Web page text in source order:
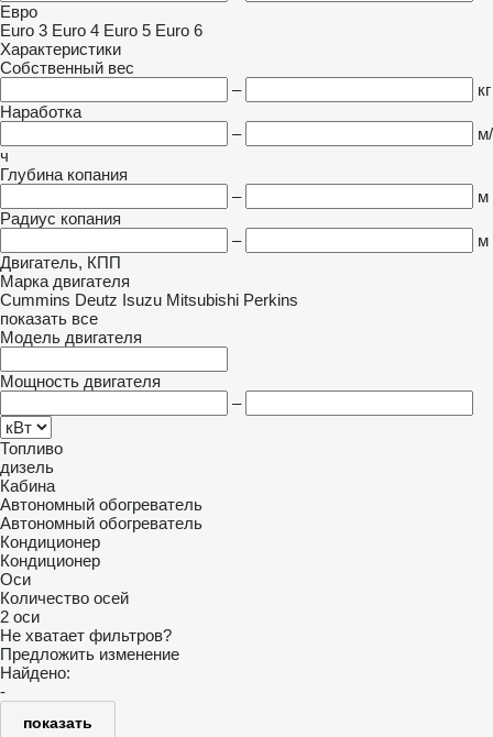
Евро
Euro 3 Euro 4 Euro 5 Euro 6
Характеристики
Собственный вес
–
кг
Наработка
–
м/
ч
Глубина копания
–
м
Радиус копания
–
м
Двигатель, КПП
Марка двигателя
Cummins Deutz Isuzu Mitsubishi Perkins
показать все
Модель двигателя
Мощность двигателя
–
Топливо
дизель
Кабина
Автономный обогреватель
Автономный обогреватель
Кондиционер
Кондиционер
Оси
Количество осей
2 оси
Не хватает фильтров?
Предложить изменение
Найдено:
-
показать